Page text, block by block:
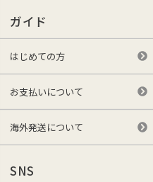
ガイド
はじめての方
お支払いについて
海外発送について
SNS